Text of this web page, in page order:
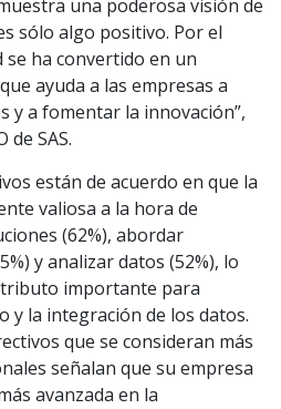
una poderosa visión de
sólo algo positivo. Por el
ha convertido en un
ayuda a las empresas a
y a fomentar la innovación”,
de SAS.
están de acuerdo en que la
valiosa a la hora de
(62%), abordar
y analizar datos (52%), lo
importante para
y la integración de los datos.
que se consideran más
señalan que su empresa
avanzada en la